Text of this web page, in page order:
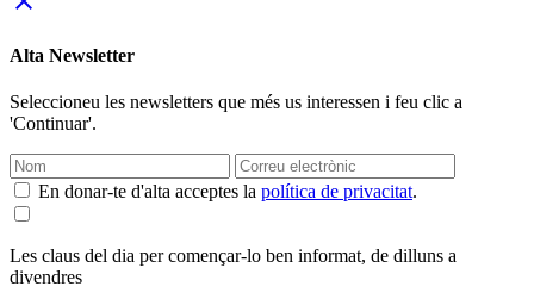
Alta Newsletter
Seleccioneu les newsletters que més us interessen i feu clic a
'Continuar'.
En donar-te d'alta acceptes la política de privacitat.
Les claus del dia per començar-lo ben informat, de dilluns a
divendres